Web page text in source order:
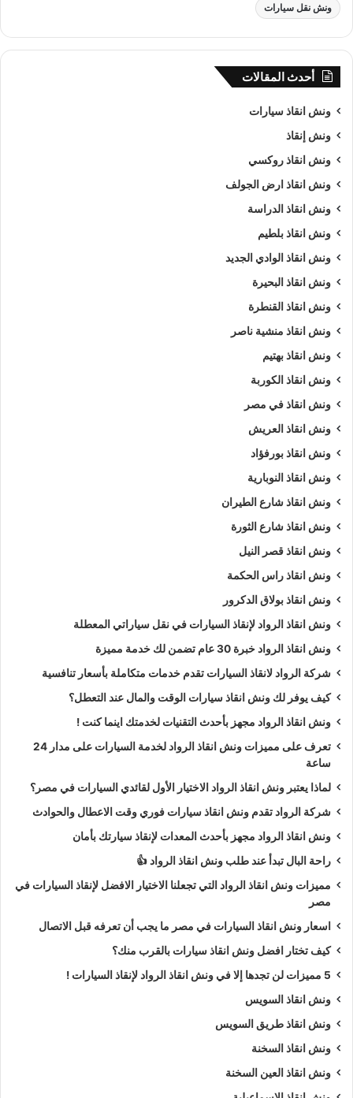
ونش نقل سيارات
أحدث المقالات
ونش انقاذ سيارات
ونش إنقاذ
ونش انقاذ روكسي
ونش انقاذ ارض الجولف
ونش انقاذ الدراسة
ونش انقاذ بلطيم
ونش انقاذ الوادي الجديد
ونش انقاذ البحيرة
ونش انقاذ القنطرة
ونش انقاذ منشية ناصر
ونش انقاذ بهتيم
ونش انقاذ الكوربة
ونش انقاذ في مصر
ونش انقاذ العريش
ونش انقاذ بورفؤاد
ونش انقاذ النوبارية
ونش انقاذ شارع الطيران
ونش انقاذ شارع الثورة
ونش انقاذ قصر النيل
ونش انقاذ راس الحكمة
ونش انقاذ بولاق الدكرور
ونش انقاذ الرواد لإنقاذ السيارات في نقل سياراتي المعطلة
ونش انقاذ الرواد خبرة 30 عام تضمن لك خدمة مميزة
شركة الرواد لانقاذ السيارات تقدم خدمات متكاملة بأسعار تنافسية
كيف يوفر لك ونش انقاذ سيارات الوقت والمال عند التعطل؟
ونش انقاذ الرواد مجهز بأحدث التقنيات لخدمتك اينما كنت !
تعرف على مميزات ونش انقاذ الرواد لخدمة السيارات على مدار 24
ساعة
لماذا يعتبر ونش انقاذ الرواد الاختيار الأول لقائدي السيارات في مصر؟
شركة الرواد تقدم ونش انقاذ سيارات فوري وقت الاعطال والحوادث
ونش انقاذ الرواد مجهز بأحدث المعدات لإنقاذ سيارتك بأمان
راحة البال تبدأ عند طلب ونش انقاذ الرواد 👍
مميزات ونش انقاذ الرواد التي تجعلنا الاختيار الافضل لإنقاذ السيارات في
مصر
اسعار ونش انقاذ السيارات في مصر ما يجب أن تعرفه قبل الاتصال
كيف تختار افضل ونش انقاذ سيارات بالقرب منك؟
5 مميزات لن تجدها إلا في ونش انقاذ الرواد لإنقاذ السيارات !
ونش انقاذ السويس
ونش انقاذ طريق السويس
ونش انقاذ السخنة
ونش انقاذ العين السخنة